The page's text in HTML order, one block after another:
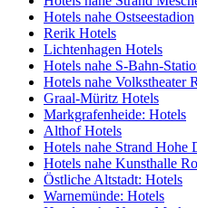
Hotels nahe Ostseestadion
Rerik Hotels
Lichtenhagen Hotels
Hotels nahe S-Bahn-
Hotels nahe Volkstheater
Graal-Müritz Hotels
Markgrafenheide: Hotels
Althof Hotels
Hotels nahe Strand Hohe
Hotels nahe Kunsthalle
Östliche Altstadt: Hotels
Warnemünde: Hotels